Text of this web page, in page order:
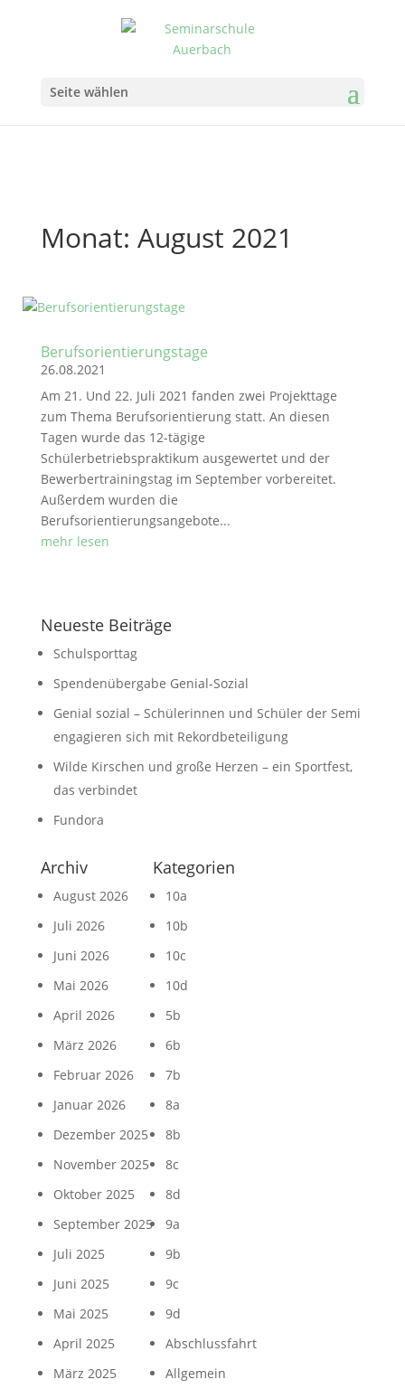
Seite wählen
Monat: August 2021
Berufsorientierungstage
26.08.2021
Am 21. Und 22. Juli 2021 fanden zwei Projekttage
zum Thema Berufsorientierung statt. An diesen
Tagen wurde das 12-tägige
Schülerbetriebspraktikum ausgewertet und der
Bewerbertrainingstag im September vorbereitet.
Außerdem wurden die
Berufsorientierungsangebote...
mehr lesen
Neueste Beiträge
Schulsporttag
Spendenübergabe Genial-Sozial
Genial sozial – Schülerinnen und Schüler der Semi
engagieren sich mit Rekordbeteiligung
Wilde Kirschen und große Herzen – ein Sportfest,
das verbindet
Fundora
Archiv
August 2026
Juli 2026
Juni 2026
Mai 2026
April 2026
März 2026
Februar 2026
Januar 2026
Dezember 2025
November 2025
Oktober 2025
September 2025
Juli 2025
Juni 2025
Mai 2025
April 2025
März 2025
Kategorien
10a
10b
10c
10d
5b
6b
7b
8a
8b
8c
8d
9a
9b
9c
9d
Abschlussfahrt
Allgemein